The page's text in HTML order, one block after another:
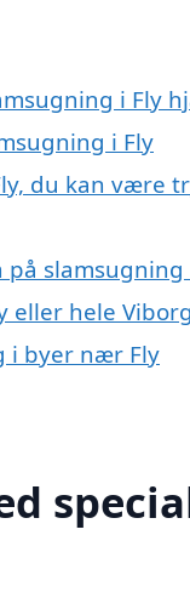
i Fly
i Fly
du kan være
slamsugning
eller hele
i byer nær Fly